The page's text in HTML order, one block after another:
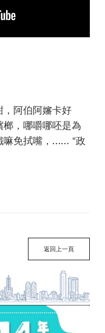
，阿伯阿嬸卡好
，哪嚼哪呸是為
嘛免拭嘴，…… "政
返回上一頁